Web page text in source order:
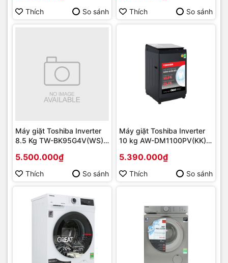
Thích So sánh Thích So sánh
Máy giặt Toshiba Inverter
8.5 Kg TW-BK95G4V(WS) |
5.500.000₫
Thích So sánh
Máy giặt Toshiba Inverter
10 kg AW-DM1100PV(KK) -
rẻ | Hàng chính hãng
5.390.000₫
Thích So sánh